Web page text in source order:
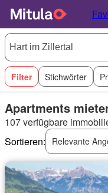
Filter Stichwörter
Apartments
107 verfügbare
Sortieren:
Relevante